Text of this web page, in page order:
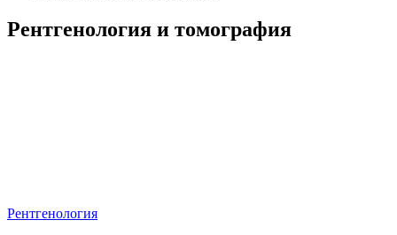
Рентгенология и томография
Рентгенология